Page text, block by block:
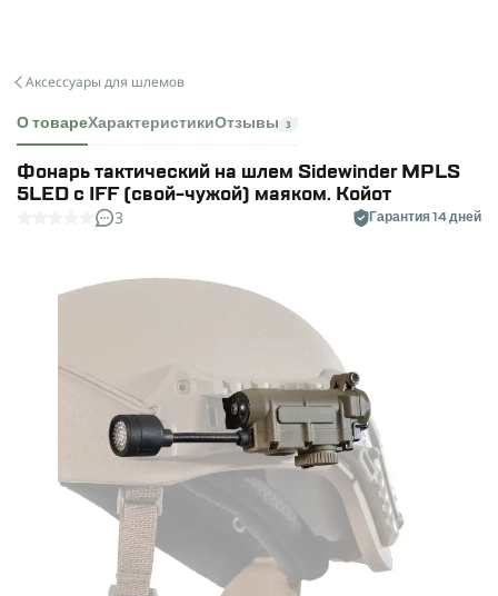
Аксессуары для шлемов
О товареХарактеристикиОтзывы 3
Фонарь тактический на шлем Sidewinder MPLS
5LED с IFF (свой-чужой) маяком. Койот
3 Гарантия 14 дней